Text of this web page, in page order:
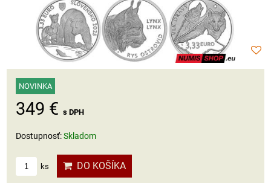
NOVINKA
349 € s DPH
Dostupnosť:Skladom
ks DO KOŠÍKA